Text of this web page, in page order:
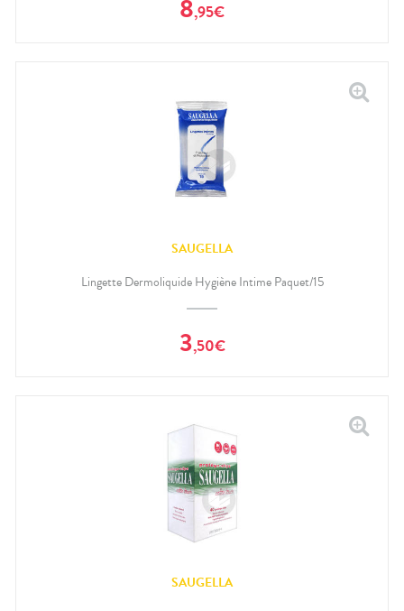
8,95€
SAUGELLA
Lingette Dermoliquide Hygiène Intime Paquet/15
3,50€
SAUGELLA